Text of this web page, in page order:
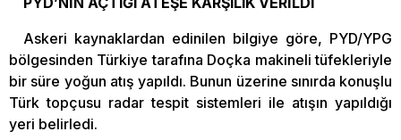
Askeri kaynaklardan edinilen bilgiye göre, PYD/YPG
bölgesinden Türkiye tarafına Doçka makineli tüfekleriyle
bir süre yoğun atış yapıldı. Bunun üzerine sınırda konuşlu
Türk topçusu radar tespit sistemleri ile atışın yapıldığı
yeri belirledi.